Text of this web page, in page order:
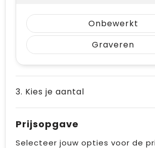
Onbewerkt
Graveren
3. Kies je aantal
Prijsopgave
Selecteer jouw opties voor de